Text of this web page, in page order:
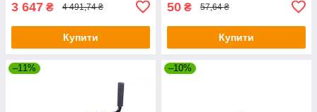
3 647 ₴ 4 491,74 ₴
Купити
50 ₴ 57,64 ₴
Купити
–11% –10%